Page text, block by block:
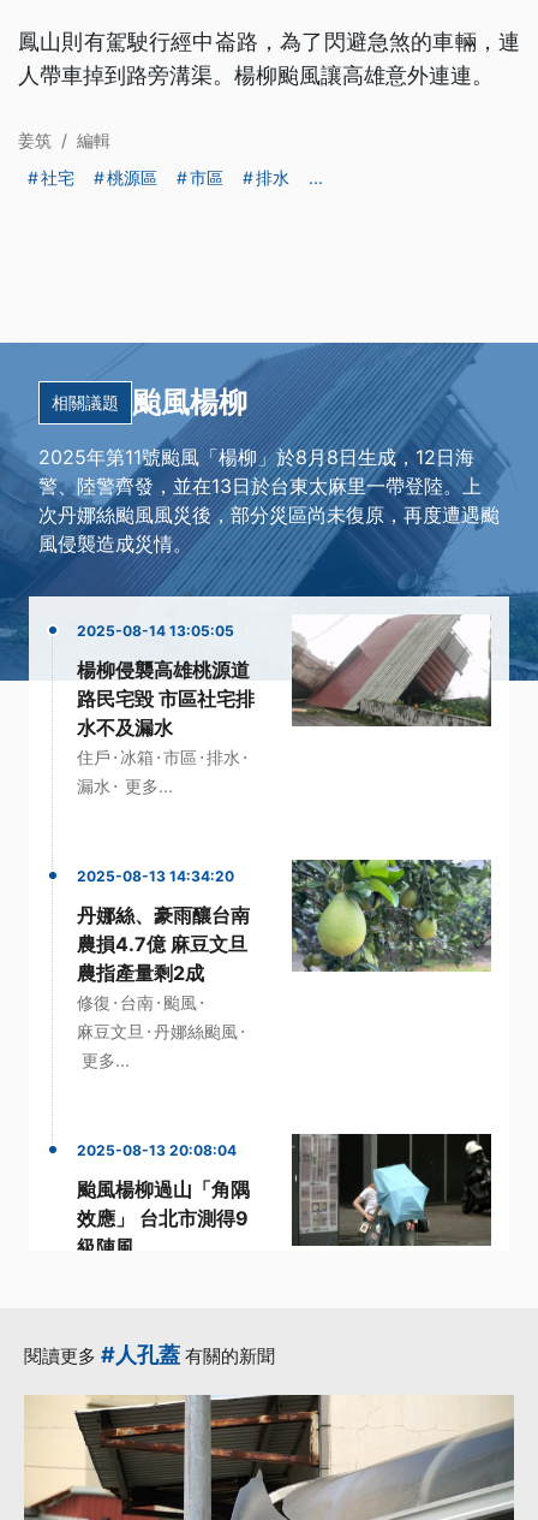
鳳山則有駕駛行經中崙路，為了閃避急煞的車輛，連
人帶車掉到路旁溝渠。楊柳颱風讓高雄意外連連。
姜筑 / 編輯
社宅
桃源區 市區 排水 ...
相關議題 颱風楊柳
2025年第11號颱風「楊柳」於8月8日生成，12日海
警、陸警齊發，並在13日於台東太麻里一帶登陸。上
次丹娜絲颱風風災後，部分災區尚未復原，再度遭遇颱
風侵襲造成災情。
2025-08-14 13:05:05
楊柳侵襲高雄桃源道
路民宅毀 市區社宅排
水不及漏水
住戶 · 冰箱 ·市區 ·排水 ·
漏水 · 更多...
2025-08-13 14:34:20
丹娜絲、豪雨釀台南
農損4.7億 麻豆文旦
農指產量剩2成
修復 · 台南· 颱風·
麻豆文旦 ·丹娜絲颱風·
更多...
2025-08-13 20:08:04
颱風楊柳過山「角隅
效應」 台北市測得9
級陣風
閱讀更多 #人孔蓋 有關的新聞